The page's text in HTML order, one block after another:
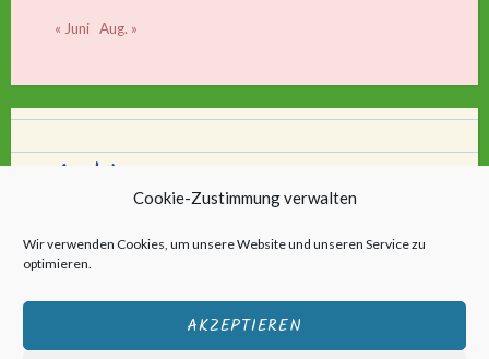
Cookie-Zustimmung verwalten
Wir verwenden Cookies, um unsere Website und unseren Service zu
optimieren.
AKZEPTIEREN
« Juni Aug. »
Archiv